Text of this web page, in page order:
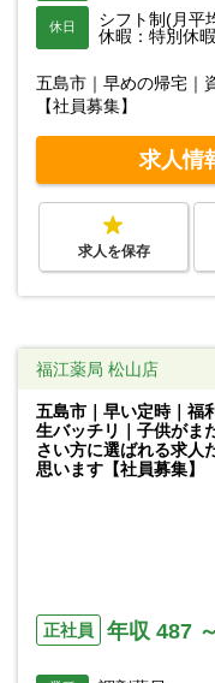
休日
シフト制(月平
休暇：特別休
五島市｜早めの帰宅｜
【社員募集】
求人情
求人を保存
福江薬局 松山店
五島市｜早い定時｜福
生バッチリ｜子供がま
さい方に選ばれる求人
思います【社員募集】
正社員 年収 487